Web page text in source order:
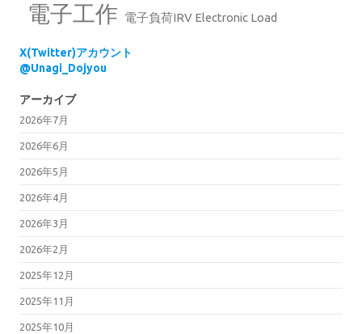
電子工作 電子負荷IRV Electronic Load
X(Twitter)アカウント
@Unagi_Dojyou
アーカイブ
2026年7月
2026年6月
2026年5月
2026年4月
2026年3月
2026年2月
2025年12月
2025年11月
2025年10月